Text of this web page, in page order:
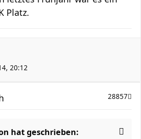
Platz.
20:12
28857
hat geschrieben: